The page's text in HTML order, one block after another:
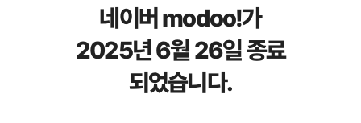
네이버 modoo!가
2025년 6월 26일 종료
되었습니다.